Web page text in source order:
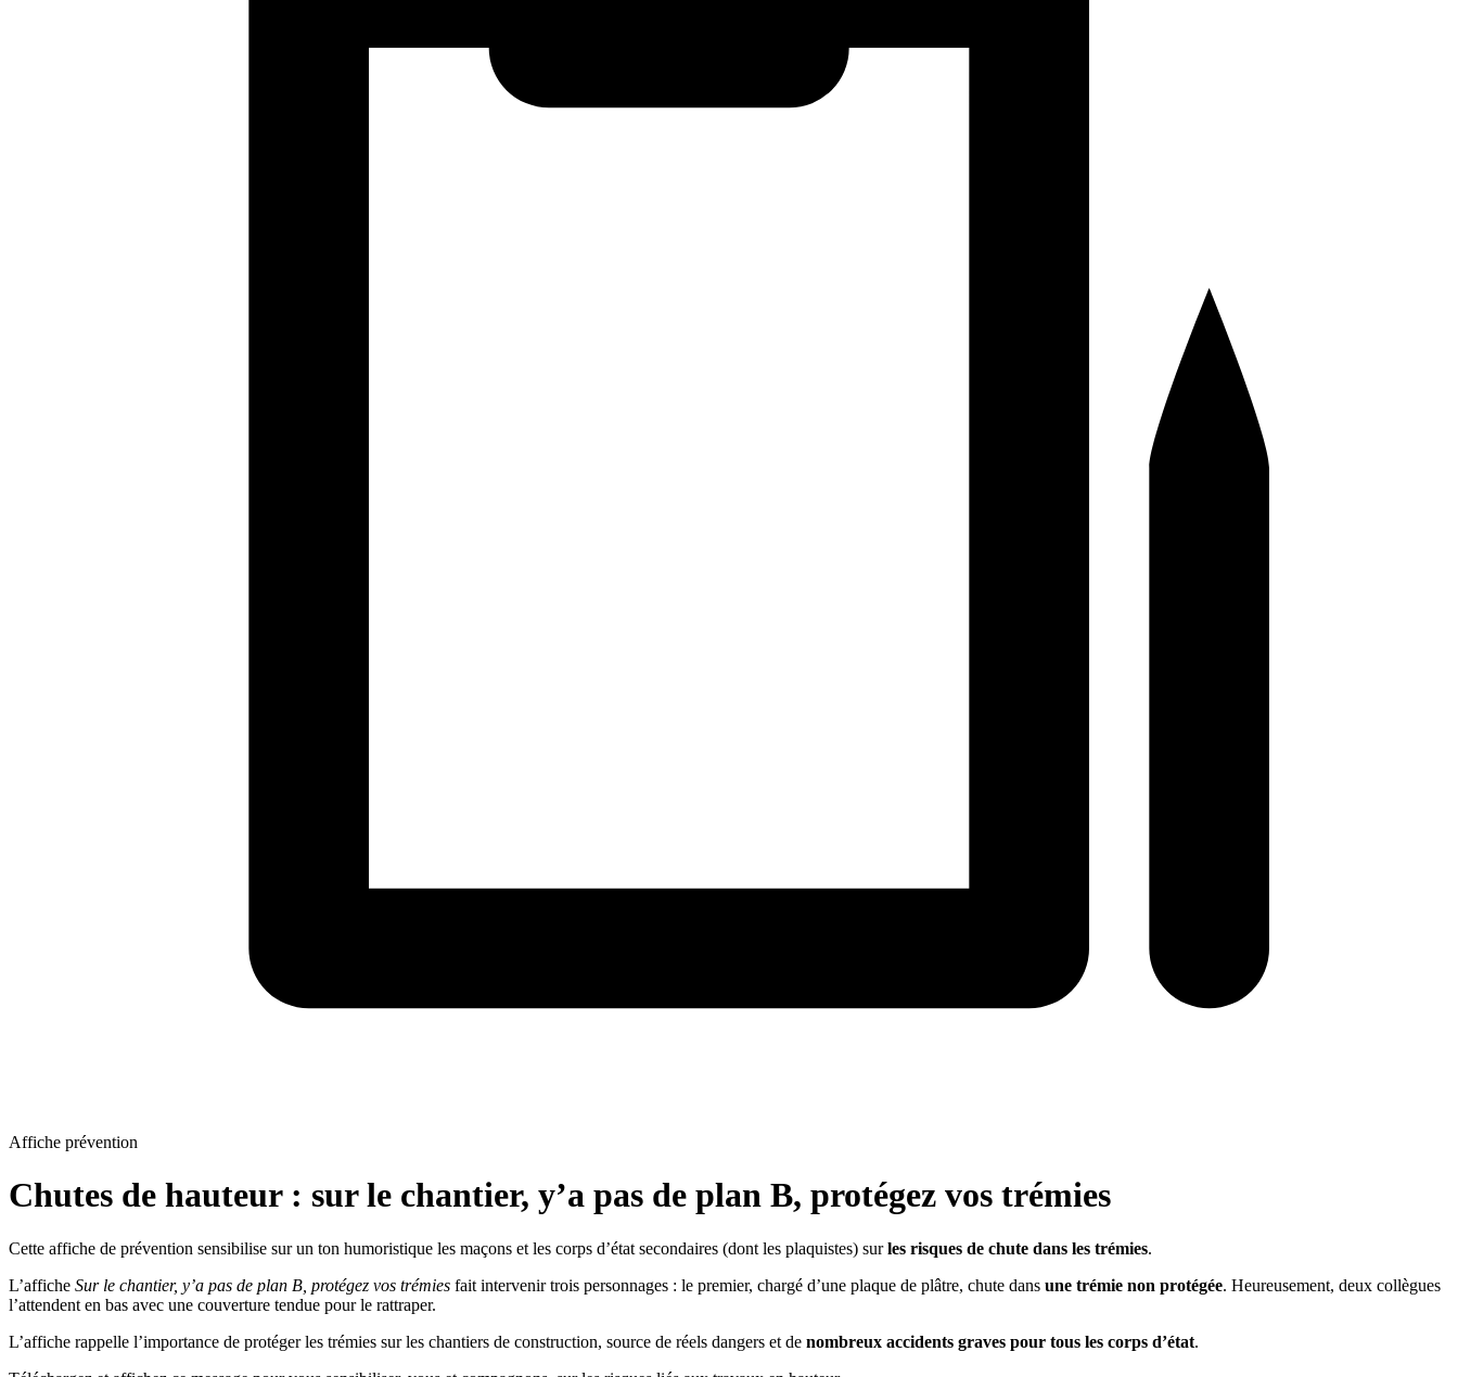
Affiche prévention
Chutes de hauteur : sur le chantier, y’a pas de plan B, protégez vos trémies
Cette affiche de prévention sensibilise sur un ton humoristique les maçons et les corps d’état secondaires (dont les plaquistes) surles risques de chute dans les trémies.
L’affiche Sur le chantier, y’a pas de plan B, protégez vos trémies fait intervenir trois personnages : le premier, chargé d’une plaque de plâtre, chute dans une trémie non protégée. Heureusement, deux collègues
l’attendent en bas avec une couverture tendue pour le rattraper.
L’affiche rappelle l’importance de protéger les trémies sur les chantiers de construction, source de réels dangers et de nombreux accidents graves pour tous les corps d’état.